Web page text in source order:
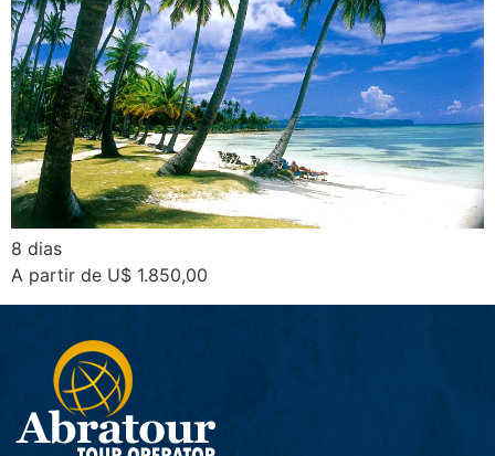
8 dias
A partir de U$ 1.850,00